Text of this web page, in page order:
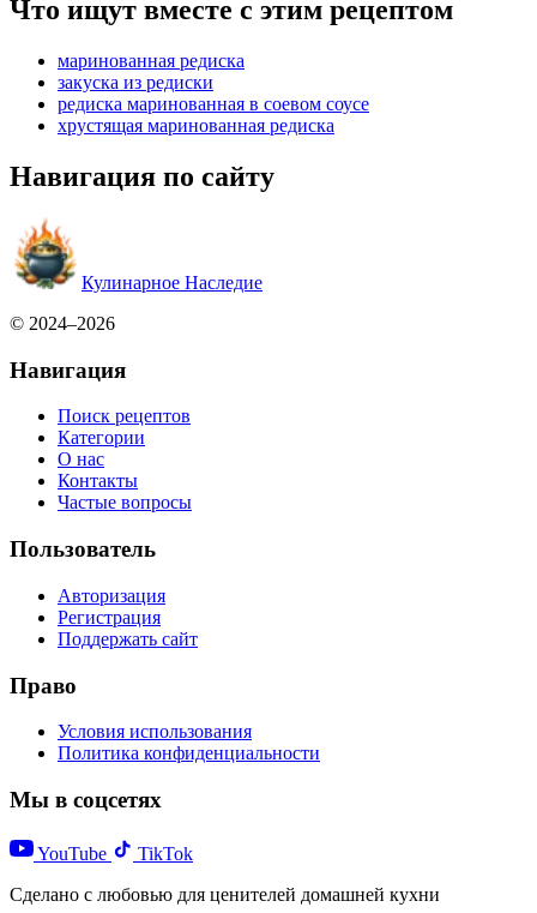
Что ищут вместе с этим рецептом
маринованная редиска
закуска из редиски
редиска маринованная в соевом соусе
хрустящая маринованная редиска
Навигация по сайту
Кулинарное Наследие
© 2024–2026
Навигация
Поиск рецептов
Категории
О нас
Контакты
Частые вопросы
Пользователь
Авторизация
Регистрация
Поддержать сайт
Право
Условия использования
Политика конфиденциальности
Мы в соцсетях
YouTube
TikTok
Сделано с любовью для ценителей домашней кухни